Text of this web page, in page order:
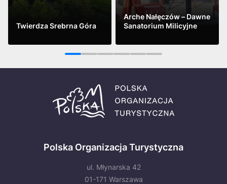
Twierdza Srebrna Góra
Zobacz
Arche Nałęczów – Dawne
Sanatorium Milicyjne
Zobacz
1 2 3 4 5 6
Polska Organizacja Turystyczna
ul. Młynarska 42
01-171 Warszawa